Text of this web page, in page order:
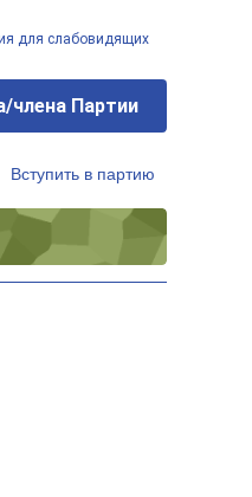
для слабовидящих
члена Партии
Вступить в партию